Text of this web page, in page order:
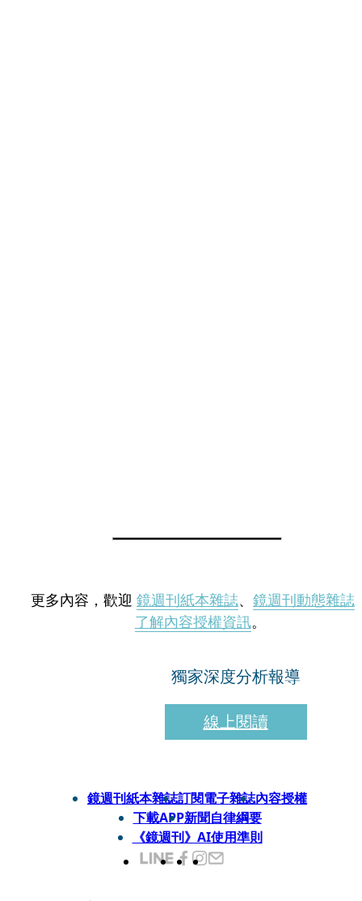
更多內容，歡迎 鏡週刊紙本雜誌、 鏡週刊動態雜誌
了解內容授權資訊。
獨家深度分析報導
線上閱讀
鏡週刊紙本雜誌訂閱電子雜誌內容授權
下載APP新聞自律綱要
《鏡週刊》AI使用準則